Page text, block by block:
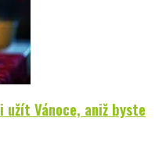
Vánoce, aniž byste